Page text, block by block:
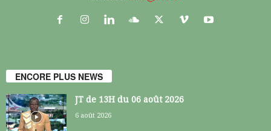
ENCORE PLUS NEWS
JT de 13H du 06 août 2026
6 août 2026